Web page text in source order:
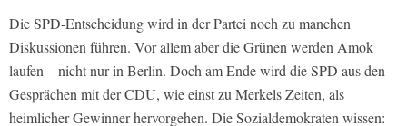
Die SPD-Entscheidung wird in der Partei noch zu manchen
Diskussionen führen. Vor allem aber die Grünen werden Amok
laufen – nicht nur in Berlin. Doch am Ende wird die SPD aus den
Gesprächen mit der CDU, wie einst zu Merkels Zeiten, als
heimlicher Gewinner hervorgehen. Die Sozialdemokraten wissen: